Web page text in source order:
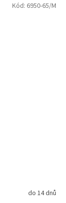
do 14 dnů
Kód: 6950-65/M